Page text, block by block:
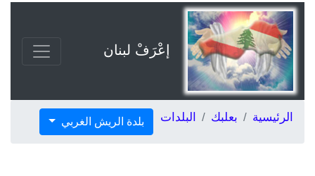
إعْرَفْ لبنان
الرئيسية بعلبك البلدات بلدة الريش الغربي